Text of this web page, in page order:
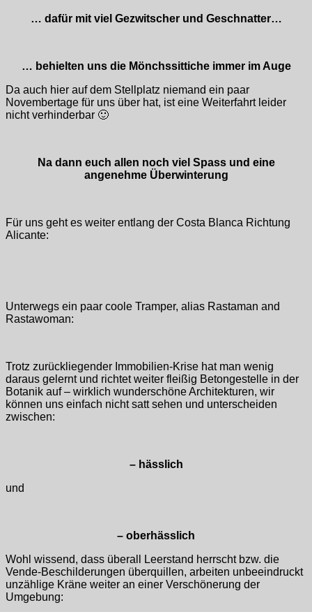
… dafür mit viel Gezwitscher und Geschnatter…
… behielten uns die Mönchssittiche immer im Auge
Da auch hier auf dem Stellplatz niemand ein paar
Novembertage für uns über hat, ist eine Weiterfahrt leider
nicht verhinderbar 🙂
Na dann euch allen noch viel Spass und eine
angenehme Überwinterung
Für uns geht es weiter entlang der Costa Blanca Richtung
Alicante:
Unterwegs ein paar coole Tramper, alias Rastaman and
Rastawoman:
Trotz zurückliegender Immobilien-Krise hat man wenig
daraus gelernt und richtet weiter fleißig Betongestelle in der
Botanik auf – wirklich wunderschöne Architekturen, wir
können uns einfach nicht satt sehen und unterscheiden
zwischen:
– hässlich
und
– oberhässlich
Wohl wissend, dass überall Leerstand herrscht bzw. die
Vende-Beschilderungen überquillen, arbeiten unbeeindruckt
unzählige Kräne weiter an einer Verschönerung der
Umgebung: